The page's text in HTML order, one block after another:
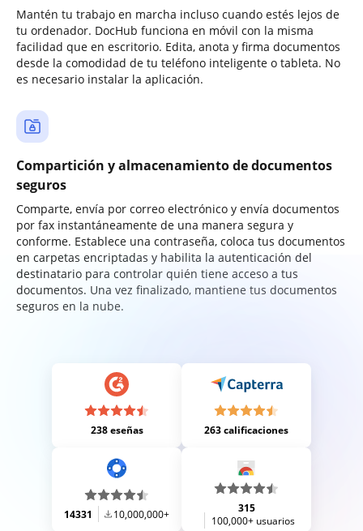
Mantén tu trabajo en marcha incluso cuando estés lejos de
tu ordenador. DocHub funciona en móvil con la misma
facilidad que en escritorio. Edita, anota y firma documentos
desde la comodidad de tu teléfono inteligente o tableta. No
es necesario instalar la aplicación.
Compartición y almacenamiento de documentos
seguros
Comparte, envía por correo electrónico y envía documentos
por fax instantáneamente de una manera segura y
conforme. Establece una contraseña, coloca tus documentos
en carpetas encriptadas y habilita la autenticación del
destinatario para controlar quién tiene acceso a tus
documentos. Una vez finalizado, mantiene tus documentos
seguros en la nube.
238 eseñas 263 calificaciones
14331 10,000,000+
315
100,000+ usuarios